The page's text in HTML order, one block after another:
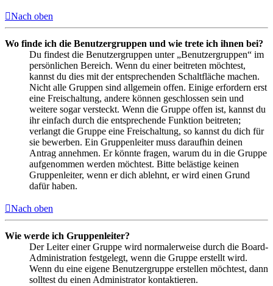
Nach oben
Wo finde ich die Benutzergruppen und wie trete ich ihnen bei?
Du findest die Benutzergruppen unter „Benutzergruppen“ im
persönlichen Bereich. Wenn du einer beitreten möchtest,
kannst du dies mit der entsprechenden Schaltfläche machen.
Nicht alle Gruppen sind allgemein offen. Einige erfordern erst
eine Freischaltung, andere können geschlossen sein und
weitere sogar versteckt. Wenn die Gruppe offen ist, kannst du
ihr einfach durch die entsprechende Funktion beitreten;
verlangt die Gruppe eine Freischaltung, so kannst du dich für
sie bewerben. Ein Gruppenleiter muss daraufhin deinen
Antrag annehmen. Er könnte fragen, warum du in die Gruppe
aufgenommen werden möchtest. Bitte belästige keinen
Gruppenleiter, wenn er dich ablehnt, er wird einen Grund
dafür haben.
Nach oben
Wie werde ich Gruppenleiter?
Der Leiter einer Gruppe wird normalerweise durch die Board-
Administration festgelegt, wenn die Gruppe erstellt wird.
Wenn du eine eigene Benutzergruppe erstellen möchtest, dann
solltest du einen Administrator kontaktieren.